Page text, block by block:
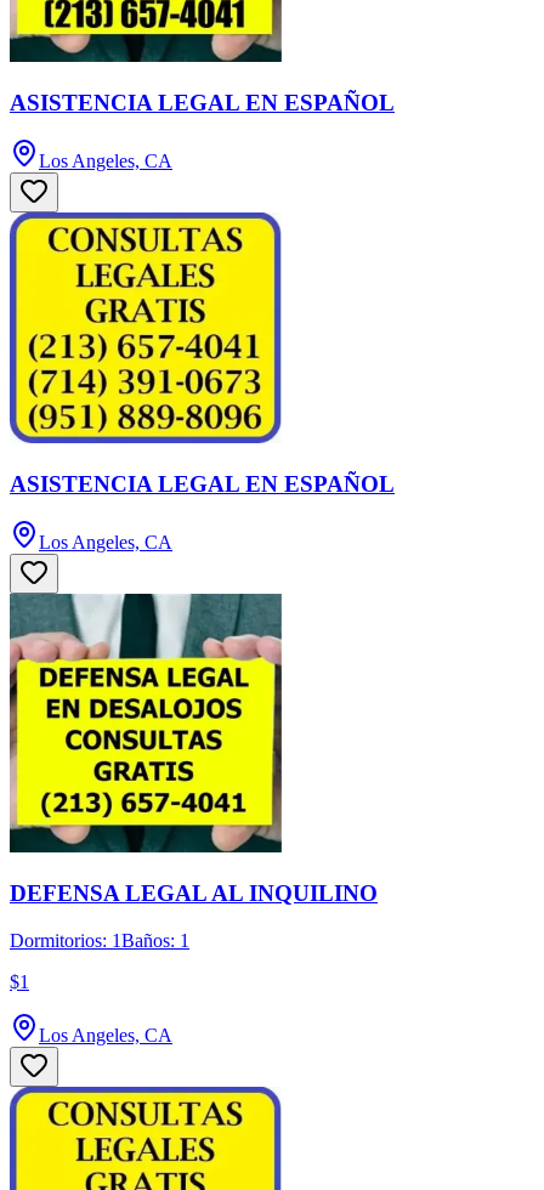
ASISTENCIA LEGAL EN ESPAÑOL
Los Angeles, CA
ASISTENCIA LEGAL EN ESPAÑOL
Los Angeles, CA
DEFENSA LEGAL AL INQUILINO
Dormitorios: 1Baños: 1
$1
Los Angeles, CA